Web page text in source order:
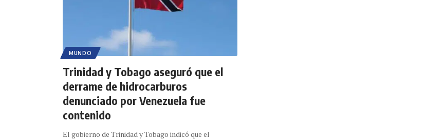
MUNDO
Trinidad y Tobago aseguró que el
derrame de hidrocarburos
denunciado por Venezuela fue
contenido
El gobierno de Trinidad y Tobago indicó que el